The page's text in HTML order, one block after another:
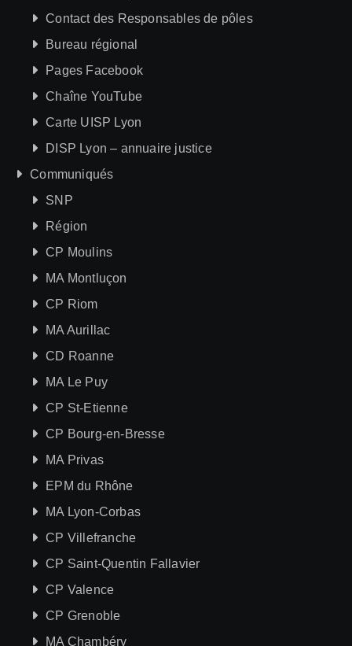
Contact des Responsables de pôles
Bureau régional
Pages Facebook
Chaîne YouTube
Carte UISP Lyon
DISP Lyon – annuaire justice
Communiqués
SNP
Région
CP Moulins
MA Montluçon
CP Riom
MA Aurillac
CD Roanne
MA Le Puy
CP St-Etienne
CP Bourg-en-Bresse
MA Privas
EPM du Rhône
MA Lyon-Corbas
CP Villefranche
CP Saint-Quentin Fallavier
CP Valence
CP Grenoble
MA Chambéry